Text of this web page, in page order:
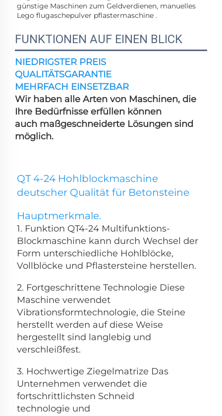
günstige Maschinen zum Geldverdienen, manuelles
Lego flugaschepulver pflastermaschine .
FUNKTIONEN AUF EINEN BLICK
NIEDRIGSTER PREIS
QUALITÄTSGARANTIE
MEHRFACH EINSETZBAR
Wir haben alle Arten von Maschinen, die
Ihre Bedürfnisse erfüllen können
auch maßgeschneiderte Lösungen sind
möglich.
QT 4-24 Hohlblockmaschine
deutscher Qualität für Betonsteine
Hauptmerkmale.
1. Funktion QT4-24 Multifunktions-
Blockmaschine kann durch Wechsel der
Form unterschiedliche Hohlblöcke,
Vollblöcke und Pflastersteine herstellen.
2. Fortgeschrittene Technologie Diese
Maschine verwendet
Vibrationsformtechnologie, die Steine
herstellt werden auf diese Weise
hergestellt sind langlebig und
verschleißfest.
3. Hochwertige Ziegelmatrize Das
Unternehmen verwendet die
fortschrittlichsten Schneid
technologie und